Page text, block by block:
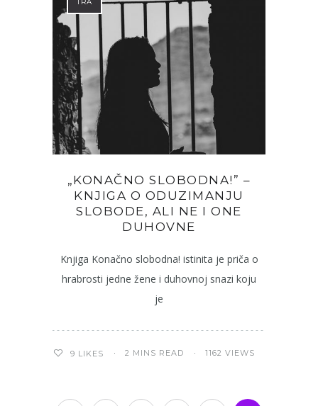
„KONAČNO SLOBODNA!” –
KNJIGA O ODUZIMANJU
SLOBODE, ALI NE I ONE
DUHOVNE
Knjiga Konačno slobodna! istinita je priča o
hrabrosti jedne žene i duhovnoj snazi koju
je
9 LIKES 2 MINS READ 1162 VIEWS